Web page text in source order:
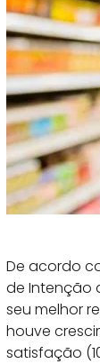
De acordo
de Intenção
seu melhor
houve
satisfação